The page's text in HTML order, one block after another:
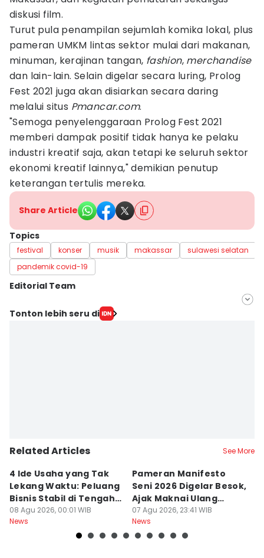
diskusi film.
Turut pula penampilan sejumlah komika lokal, plus
pameran UMKM lintas sektor mulai dari makanan,
minuman, kerajinan tangan, fashion, merchandise
dan lain-lain. Selain digelar secara luring, Prolog
Fest 2021 juga akan disiarkan secara daring
melalui situs Pmancar.com.
"Semoga penyelenggaraan Prolog Fest 2021
memberi dampak positif tidak hanya ke pelaku
industri kreatif saja, akan tetapi ke seluruh sektor
ekonomi kreatif lainnya," demikian penutup
keterangan tertulis mereka.
Share Article
Topics
festival konser musik makassar
sulawesi selatan
pandemik covid-19
Editorial Team
Editor
Tonton lebih seru di
Related Articles See More
4 Ide Usaha yang Tak
Lekang Waktu: Peluang
Bisnis Stabil di Tengah
Perubahan
08 Agu 2026, 00:01 WIB
News
Pameran Manifesto
Seni 2026 Digelar Besok,
Ajak Maknai Ulang
Maritim
07 Agu 2026, 23:41 WIB
News